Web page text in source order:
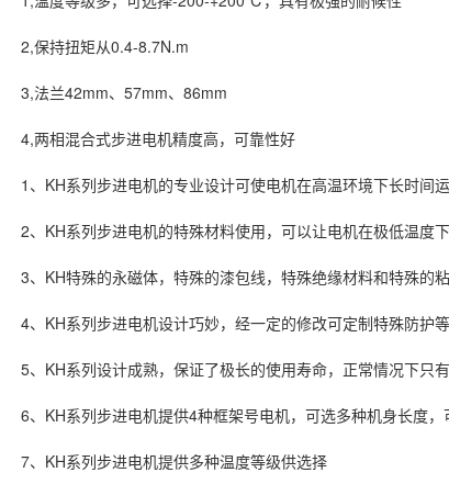
2,保持扭矩从0.4-8.7N.m
3,法兰42mm、57mm、86mm
4,两相混合式步进电机精度高，可靠性好
1、KH系列步进电机的专业设计可使电机在高温环境下长时间运
2、KH系列步进电机的特殊材料使用，可以让电机在极低温度下
3、KH特殊的永磁体，特殊的漆包线，特殊绝缘材料和特殊的
4、KH系列步进电机设计巧妙，经一定的修改可定制特殊防护
5、KH系列设计成熟，保证了极长的使用寿命，正常情况下只
6、KH系列步进电机提供4种框架号电机，可选多种机身长度，
7、KH系列步进电机提供多种温度等级供选择